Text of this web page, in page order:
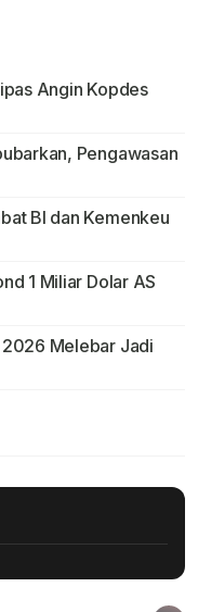
Angin Kopdes
Pengawasan
BI dan Kemenkeu
1 Miliar Dolar AS
Melebar Jadi